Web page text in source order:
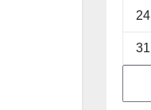
24
31